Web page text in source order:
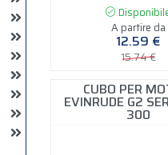
A partire da
12.59 €
15.74 €
CUBO PER
EVINRUDE G2
300